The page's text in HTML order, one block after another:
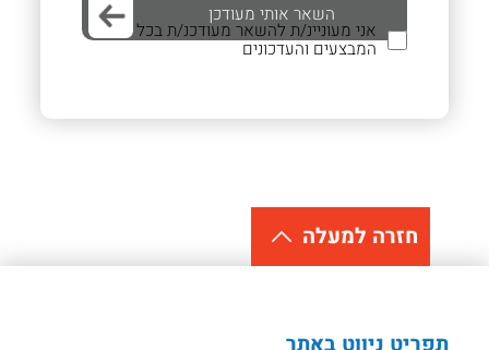
אני מעוניינ/ת להשאר מעודכנ/ת בכל
המבצעים והעדכונים
חזרה למעלה